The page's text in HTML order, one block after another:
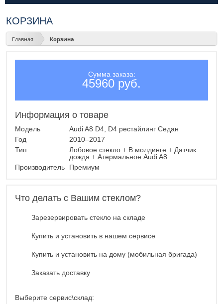
КОРЗИНА
Главная Корзина
Сумма заказа:
45960 руб.
Информация о товаре
Модель
Audi A8 D4, D4 рестайлинг Седан
Год
2010–2017
Тип
Лобовое стекло + В молдинге + Датчик
дождя + Атермальное Audi A8
Производитель
Премиум
Что делать с Вашим стеклом?
Зарезервировать стекло на складе
Купить и установить в нашем сервисе
Купить и установить на дому (мобильная бригада)
Заказать доставку
Выберите сервис\склад: